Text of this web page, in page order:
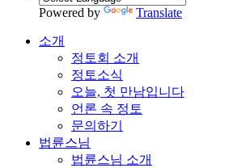
Powered by Translate
소개
정토회 소개
정토소식
오늘, 첫 만남입니다
언론 속 정토
문의하기
법륜스님
법륜스님 소개